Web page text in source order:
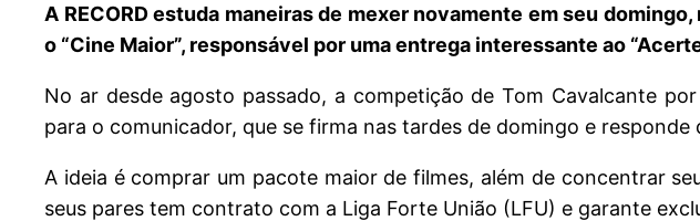
A RECORD estuda maneiras de mexer novamente em seu
o “Cine Maior”, responsável por uma entrega interessante ao
No ar desde agosto passado, a competição de Tom Cavalcante
para o comunicador, que se firma nas tardes de domingo e
A ideia é comprar um pacote maior de filmes, além de concentrar
seus pares tem contrato com a Liga Forte União (LFU) e garante